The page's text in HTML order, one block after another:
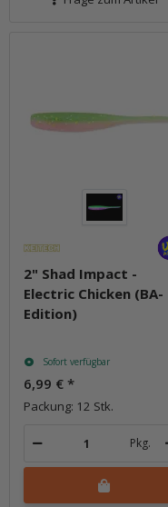
2" Shad Impact -
Electric Chicken (BA-
Edition)
Sofort verfügbar
6,99 € *
Packung: 12 Stk.
Pkg.